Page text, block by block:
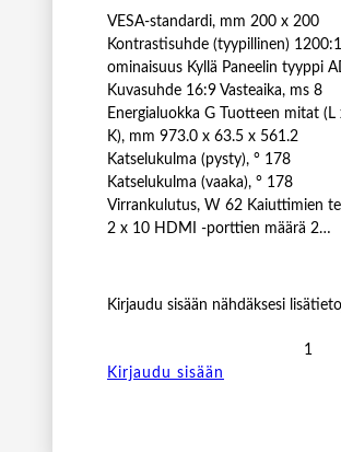
VESA-standardi, mm 200 x 200
Kontrastisuhde (tyypillinen)
ominaisuus Kyllä Paneelin tyyppi
Kuvasuhde 16:9 Vasteaika, ms 8
Energialuokka G Tuotteen mitat (L
K), mm 973.0 x 63.5 x 561.2
Katselukulma (pysty), ° 178
Katselukulma (vaaka), ° 178
Virrankulutus, W 62 Kaiuttimien
2 x 10 HDMI -porttien määrä 2…
Kirjaudu sisään nähdäksesi
Kirjaudu sisään